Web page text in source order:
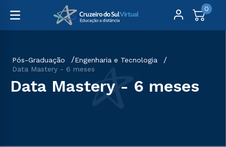
0
Pós-Graduação
Engenharia e Tecnologia
Data Mastery - 6 meses
Data Mastery - 6 meses